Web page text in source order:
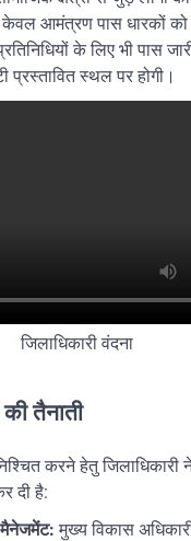
केवल आमंत्रण पास धारकों को
के लिए भी पास
प्रस्तावित स्थल पर होगी।
जिलाधिकारी वंदना
तैनाती
करने हेतु जिलाधिकारी
दी है:
मुख्य विकास